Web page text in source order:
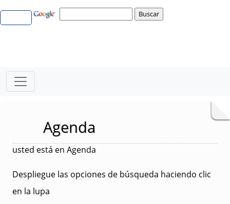
Agenda
usted está en Agenda
Despliegue las opciones de búsqueda haciendo clic
en la lupa